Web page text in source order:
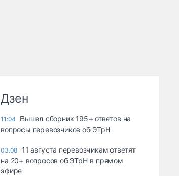
Дзен
11:04
Вышел сборник 195+ ответов на
вопросы перевозчиков об ЭТрН
03.08 11 августа перевозчикам ответят
на 20+ вопросов об ЭТрН в прямом
эфире